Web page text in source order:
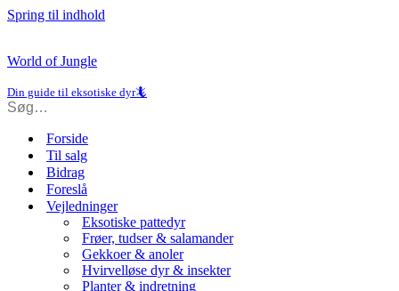
Spring til indhold
World of Jungle
Din guide til eksotiske dyr🦎
Forside
Til salg
Bidrag
Foreslå
Vejledninger
Eksotiske pattedyr
Frøer, tudser & salamander
Gekkoer & anoler
Hvirvelløse dyr & insekter
Planter & indretning